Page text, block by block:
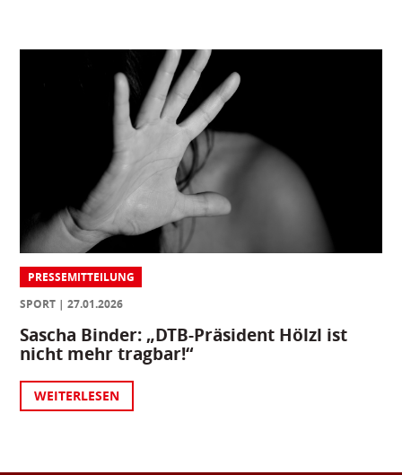
PRESSEMITTEILUNG
SPORT
27.01.2026
Sascha Binder: „DTB-Präsident Hölzl ist
nicht mehr tragbar!“
WEITERLESEN